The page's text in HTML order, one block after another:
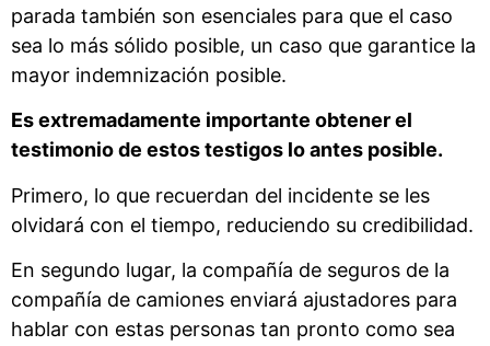
parada también son esenciales para que el caso
sea lo más sólido posible, un caso que garantice la
mayor indemnización posible.
Es extremadamente importante obtener el
testimonio de estos testigos lo antes posible.
Primero, lo que recuerdan del incidente se les
olvidará con el tiempo, reduciendo su credibilidad.
En segundo lugar, la compañía de seguros de la
compañía de camiones enviará ajustadores para
hablar con estas personas tan pronto como sea